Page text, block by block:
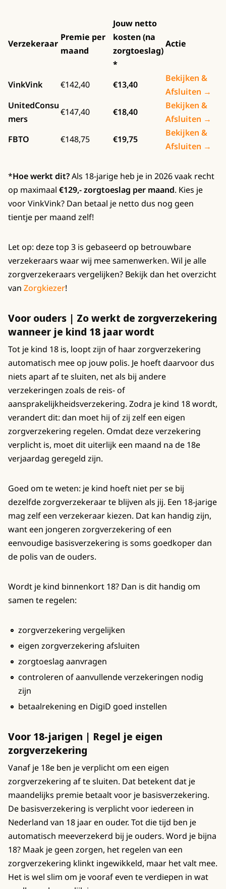
Verzekeraar
Premie per
maand
Jouw netto
kosten (na
zorgtoeslag)
*
Actie
VinkVink €142,40 €13,40
Bekijken &
Afsluiten →
UnitedConsu
mers
€147,40 €18,40
Bekijken &
Afsluiten →
FBTO
€148,75 €19,75
Bekijken &
Afsluiten →
*Hoe werkt dit?Als 18-jarige heb je in 2026 vaak recht
op maximaal €129,- zorgtoeslag per maand. Kies je
voor VinkVink? Dan betaal je netto dus nog geen
tientje per maand zelf!
Let op: deze top 3 is gebaseerd op betrouwbare
verzekeraars waar wij mee samenwerken. Wil je alle
zorgverzekeraars vergelijken? Bekijk dan het overzicht
van Zorgkiezer!
Voor ouders | Zo werkt de zorgverzekering
wanneer je kind 18 jaar wordt
Tot je kind 18 is, loopt zijn of haar zorgverzekering
automatisch mee op jouw polis. Je hoeft daarvoor dus
niets apart af te sluiten, net als bij andere
verzekeringen zoals de reis- of
aansprakelijkheidsverzekering. Zodra je kind 18 wordt,
verandert dit: dan moet hij of zij zelf een eigen
zorgverzekering regelen. Omdat deze verzekering
verplicht is, moet dit uiterlijk een maand na de 18e
verjaardag geregeld zijn.
Goed om te weten: je kind hoeft niet per se bij
dezelfde zorgverzekeraar te blijven als jij. Een 18-jarige
mag zelf een verzekeraar kiezen. Dat kan handig zijn,
want een jongeren zorgverzekering of een
eenvoudige basisverzekering is soms goedkoper dan
de polis van de ouders.
Wordt je kind binnenkort 18? Dan is dit handig om
samen te regelen:
zorgverzekering vergelijken
eigen zorgverzekering afsluiten
zorgtoeslag aanvragen
controleren of aanvullende verzekeringen nodig
zijn
betaalrekening en DigiD goed instellen
Voor 18-jarigen | Regel je eigen
zorgverzekering
Vanaf je 18e ben je verplicht om een eigen
zorgverzekering af te sluiten. Dat betekent dat je
maandelijks premie betaalt voor je basisverzekering.
De basisverzekering is verplicht voor iedereen in
Nederland van 18 jaar en ouder. Tot die tijd ben je
automatisch meeverzekerd bij je ouders. Word je bijna
18? Maak je geen zorgen, het regelen van een
zorgverzekering klinkt ingewikkeld, maar het valt mee.
Het is wel slim om je vooraf even te verdiepen in wat